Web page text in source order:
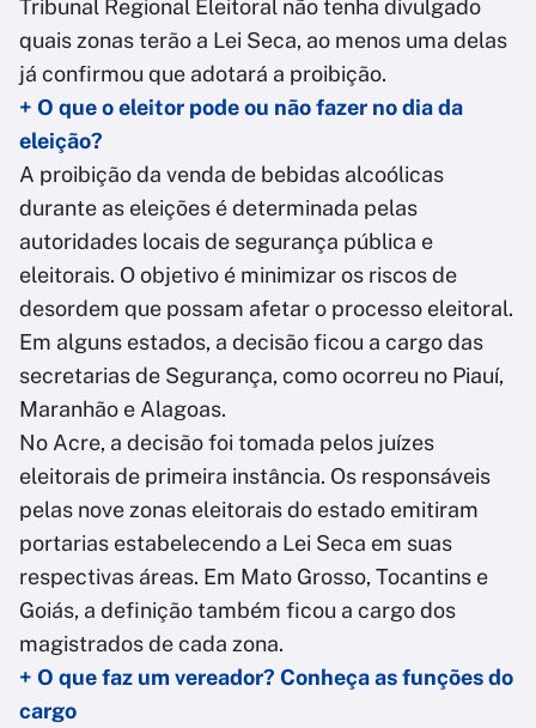
Tribunal Regional Eleitoral não tenha divulgado
quais zonas terão a Lei Seca, ao menos uma delas
já confirmou que adotará a proibição.
+ O que o eleitor pode ou não fazer no dia da
eleição?
A proibição da venda de bebidas alcoólicas
durante as eleições é determinada pelas
autoridades locais de segurança pública e
eleitorais. O objetivo é minimizar os riscos de
desordem que possam afetar o processo eleitoral.
Em alguns estados, a decisão ficou a cargo das
secretarias de Segurança, como ocorreu no Piauí,
Maranhão e Alagoas.
No Acre, a decisão foi tomada pelos juízes
eleitorais de primeira instância. Os responsáveis
pelas nove zonas eleitorais do estado emitiram
portarias estabelecendo a Lei Seca em suas
respectivas áreas. Em Mato Grosso, Tocantins e
Goiás, a definição também ficou a cargo dos
magistrados de cada zona.
+ O que faz um vereador? Conheça as funções do
cargo